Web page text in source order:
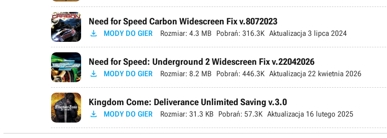
Need for Speed Carbon Widescreen Fix v.8072023
 MODY DO GIER Rozmiar: 4.3 MB Pobrań: 316.3K Aktualizacja 3 lipca 2024
Need for Speed: Underground 2 Widescreen Fix v.22042026
 MODY DO GIER Rozmiar: 8.2 MB Pobrań: 446.3K Aktualizacja 22 kwietnia 2026
Kingdom Come: Deliverance Unlimited Saving v.3.0
 MODY DO GIER Rozmiar: 31.3 KB Pobrań: 57.3K Aktualizacja 16 lutego 2025